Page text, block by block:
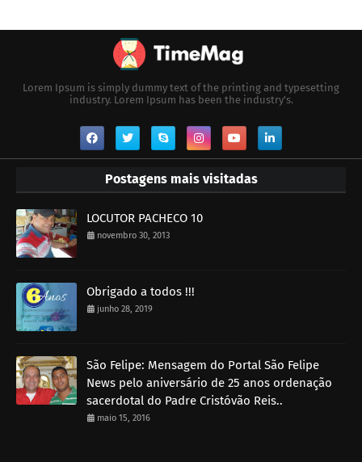
Lorem Ipsum is simply dummy text of the printing and typesetting
industry. Lorem Ipsum has been the industry's.
Postagens mais visitadas
LOCUTOR PACHECO 10
novembro 30, 2013
Obrigado a todos !!!
junho 28, 2019
São Felipe: Mensagem do Portal São Felipe
News pelo aniversário de 25 anos ordenação
sacerdotal do Padre Cristóvão Reis..
maio 15, 2016